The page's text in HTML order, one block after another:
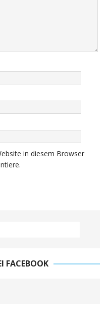
in diesem Browser
FACEBOOK